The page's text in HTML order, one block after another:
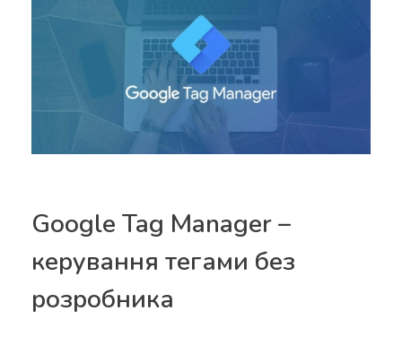
Google Tag Manager –
керування тегами без
розробника